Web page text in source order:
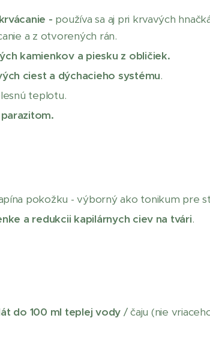
- používa sa aj pri krvavých
a z otvorených rán.
kamienkov a piesku z obličiek.
ciest a dýchacieho systému.
teplotu.
pokožku - výborný ako tonikum pre
a redukcii kapilárnych ciev na tvári.
do 100 ml teplej vody / čaju (nie